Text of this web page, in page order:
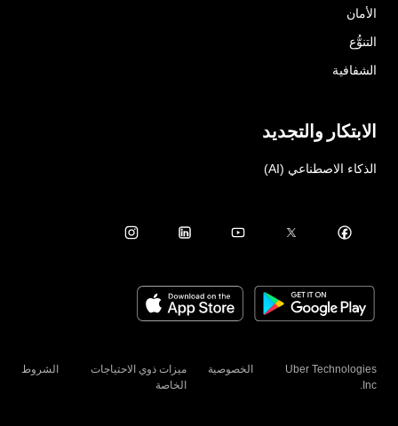
الأمان
التنوُّع
الشفافية
الابتكار والتجديد
الذكاء الاصطناعي (AI)
Uber Technologies
Inc.
الخصوصية
ميزات ذوي الاحتياجات
الخاصة
الشروط